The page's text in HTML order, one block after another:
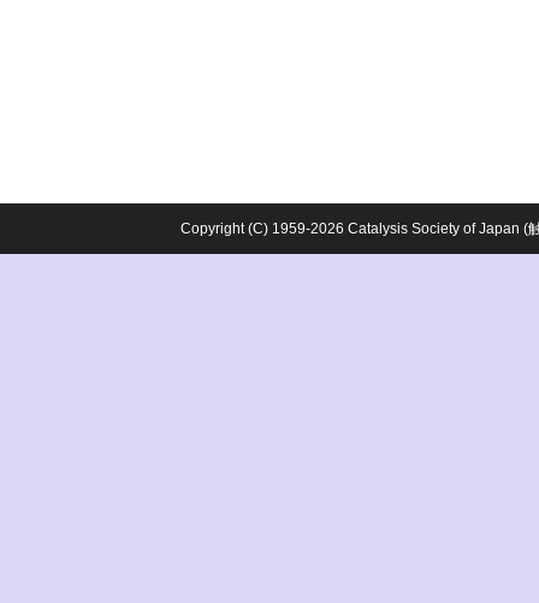
Copyright (C) 1959-2026 Catalysis Society of Japan (